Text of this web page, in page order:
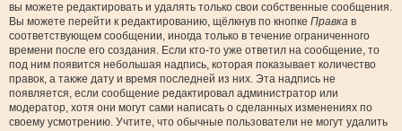
вы можете редактировать и удалять только свои собственные сообщения.
Вы можете перейти к редактированию, щёлкнув по кнопке Правка в
соответствующем сообщении, иногда только в течение ограниченного
времени после его создания. Если кто-то уже ответил на сообщение, то
под ним появится небольшая надпись, которая показывает количество
правок, а также дату и время последней из них. Эта надпись не
появляется, если сообщение редактировал администратор или
модератор, хотя они могут сами написать о сделанных изменениях по
своему усмотрению. Учтите, что обычные пользователи не могут удалить